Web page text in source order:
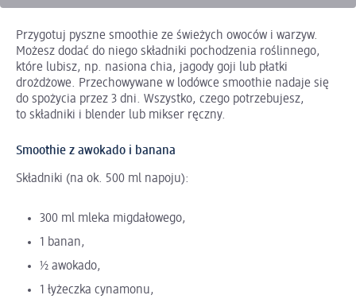
Przygotuj pyszne smoothie ze świeżych owoców i warzyw.
Możesz dodać do niego składniki pochodzenia roślinnego,
które lubisz, np. nasiona chia, jagody goji lub płatki
drożdżowe. Przechowywane w lodówce smoothie nadaje się
do spożycia przez 3 dni. Wszystko, czego potrzebujesz,
to składniki i blender lub mikser ręczny.
Smoothie z awokado i banana
Składniki (na ok. 500 ml napoju):
300 ml mleka migdałowego,
1 banan,
½ awokado,
1 łyżeczka cynamonu,